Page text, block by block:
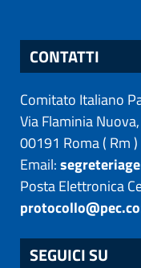
CONTATTI
Comitato Italiano
Via Flaminia
00191 Roma( Rm)
Email:
Posta Elettronica
SEGUICI SU